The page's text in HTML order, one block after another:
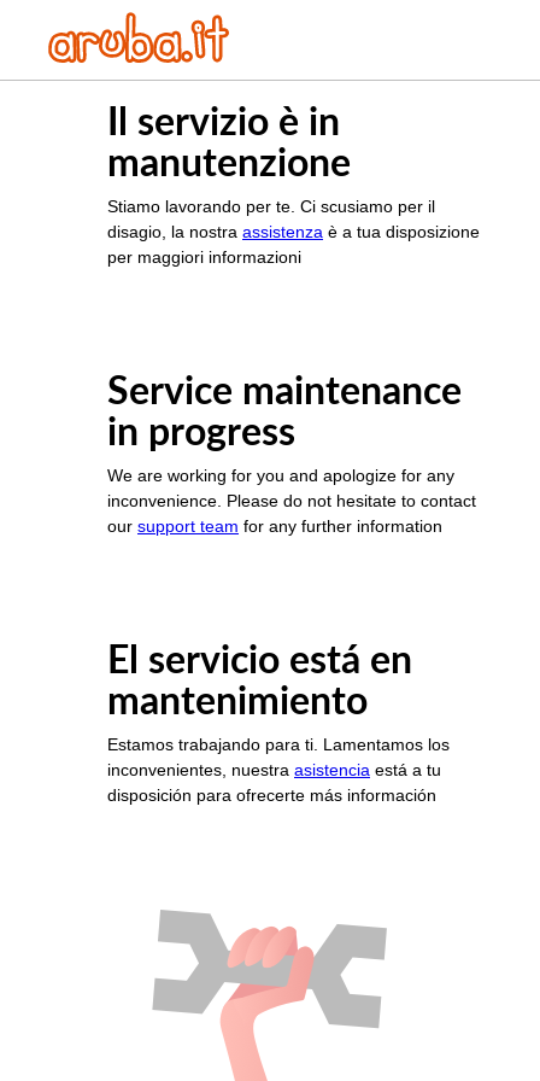
Il servizio è in
manutenzione
Stiamo lavorando per te. Ci scusiamo per il
disagio, la nostra assistenza è a tua disposizione
per maggiori informazioni
Service maintenance
in progress
We are working for you and apologize for any
inconvenience. Please do not hesitate to contact
our support team for any further information
El servicio está en
mantenimiento
Estamos trabajando para ti. Lamentamos los
inconvenientes, nuestra asistencia está a tu
disposición para ofrecerte más información